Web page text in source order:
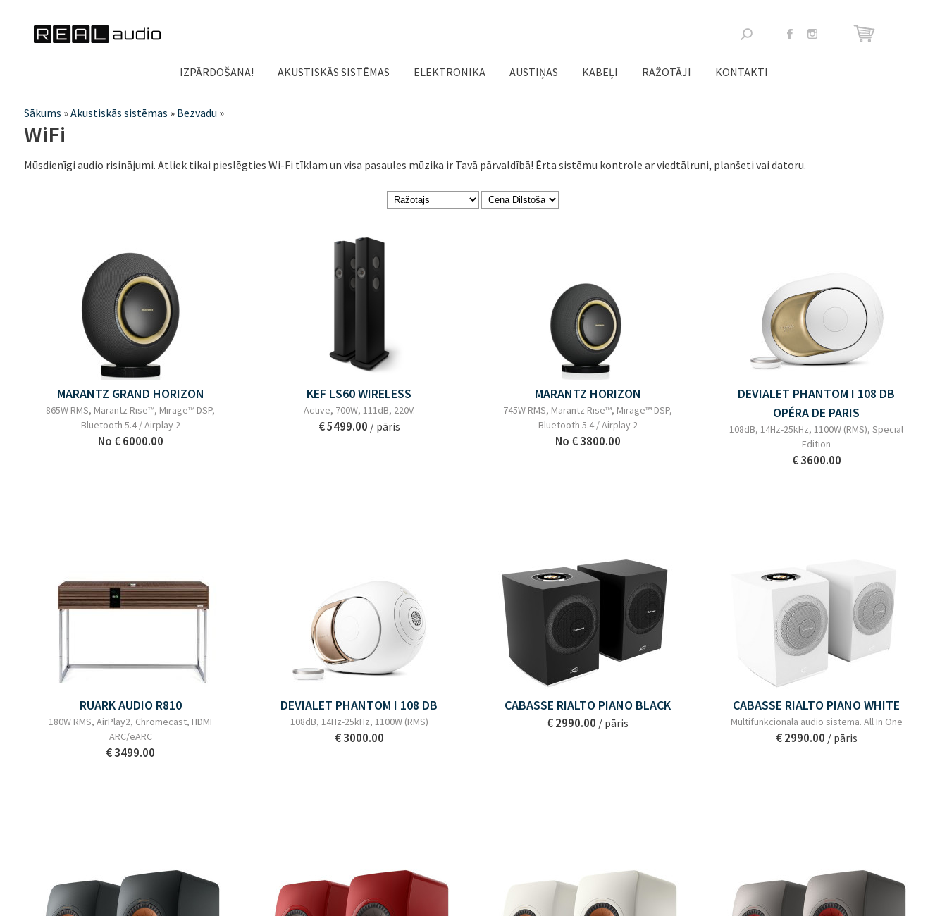
Meklēšanas
forma
IZPĀRDOŠANA! AKUSTISKĀS SISTĒMAS ELEKTRONIKA AUSTIŅAS KABEĻI RAŽOTĀJI KONTAKTI
Jūs
atrodaties
šeit
Sākums »Akustiskās sistēmas » Bezvadu »
WiFi
Mūsdienīgi audio risinājumi. Atliek tikai pieslēgties Wi-Fi tīklam un visa pasaules mūzika ir Tavā pārvaldībā! Ērta sistēmu kontrole ar viedtālruni, planšeti vai datoru.
MARANTZ GRAND HORIZON
865W RMS, Marantz Rise™, Mirage™ DSP,
Bluetooth 5.4 / Airplay 2
No € 6000.00
KEF LS60 WIRELESS
Active, 700W, 111dB, 220V.
€ 5499.00 / pāris
MARANTZ HORIZON
745W RMS, Marantz Rise™, Mirage™ DSP,
Bluetooth 5.4 / Airplay 2
No € 3800.00
DEVIALET PHANTOM I 108 DB
OPÉRA DE PARIS
108dB, 14Hz-25kHz, 1100W (RMS), Special
Edition
€ 3600.00
RUARK AUDIO R810
180W RMS, AirPlay2, Chromecast, HDMI
ARC/eARC
€ 3499.00
DEVIALET PHANTOM I 108 DB
108dB, 14Hz-25kHz, 1100W (RMS)
€ 3000.00
CABASSE RIALTO PIANO BLACK
€ 2990.00 / pāris
CABASSE RIALTO PIANO WHITE
Multifunkcionāla audio sistēma. All In One
€ 2990.00 / pāris